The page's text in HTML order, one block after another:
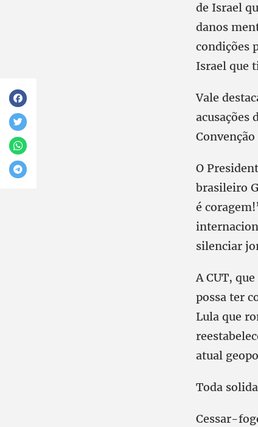
de Israel
danos
condições
Israel que
Vale
acusações
O
brasileiro
é
silenciar
A CUT,
possa ter
Lula que
atual
Toda
Cessar-